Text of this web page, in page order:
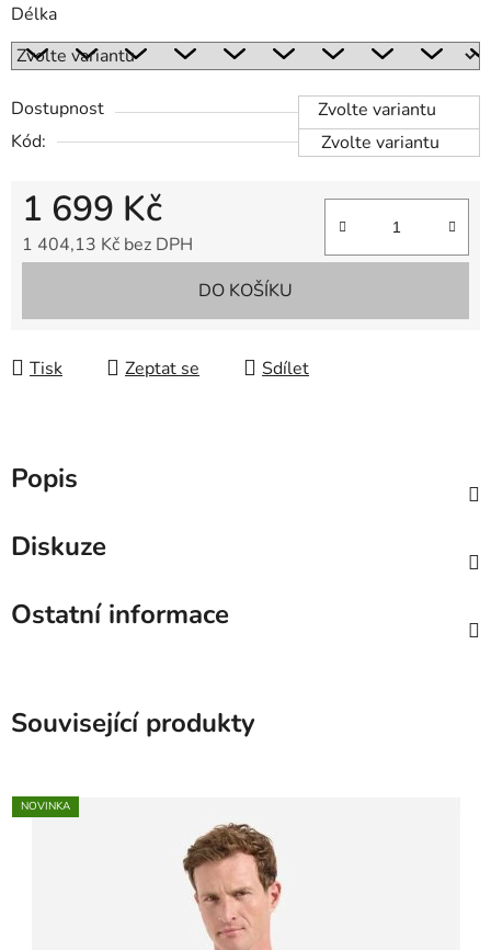
Délka
Dostupnost
Zvolte variantu
Kód:
Zvolte variantu
1 699 Kč
1 404,13 Kč bez DPH
DO KOŠÍKU
Tisk Zeptat se Sdílet
Popis
Diskuze
Ostatní informace
Související produkty
NOVINKA